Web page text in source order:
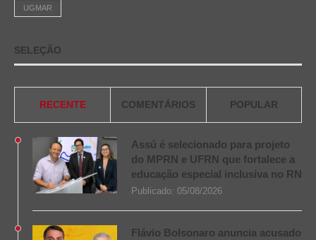
UGMAR
SELEÇÃO
RECENTE COMENTÁRIOS POPULAR
Assú é selecionado para projeto
do MPRN e UFRN que fortalece a
educação especial inclusiva no RN
Publicado: 05/08/2026
Flávio Bolsonaro anuncia acusado